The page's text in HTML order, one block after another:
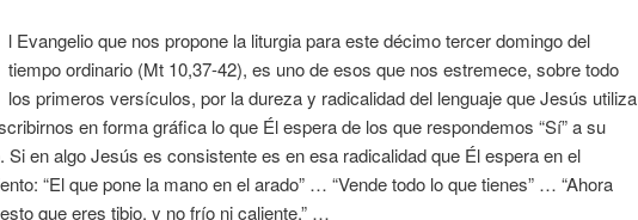
l Evangelio que nos propone la liturgia para este décimo tercer domingo del
tiempo ordinario (Mt 10,37-42), es uno de esos que nos estremece, sobre todo
los primeros versículos, por la dureza y radicalidad del lenguaje que Jesús utiliza
en forma gráfica lo que Él espera de los que respondemos “Sí” a su
Si en algo Jesús es consistente es en esa radicalidad que Él espera en el
“El que pone la mano en el arado” … “Vende todo lo que tienes” … “Ahora
que eres tibio, y no frío ni caliente,” …